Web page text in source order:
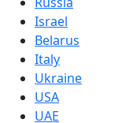
Israel
Belarus
Italy
Ukraine
USA
UAE